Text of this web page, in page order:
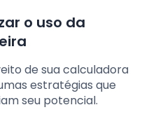
o uso da
de sua calculadora
estratégias que
seu potencial.